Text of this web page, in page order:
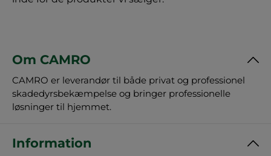
Om CAMRO
CAMRO er leverandør til både privat og professionel
skadedyrsbekæmpelse og bringer professionelle
løsninger til hjemmet.
Information